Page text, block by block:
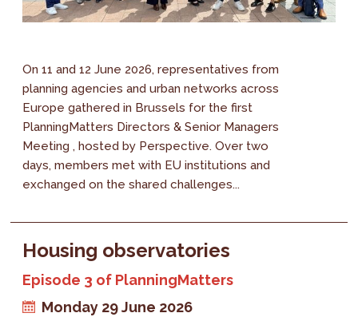
On 11 and 12 June 2026, representatives from
planning agencies and urban networks across
Europe gathered in Brussels for the first
PlanningMatters Directors & Senior Managers
Meeting , hosted by Perspective. Over two
days, members met with EU institutions and
exchanged on the shared challenges...
Housing observatories
Episode 3 of PlanningMatters
Monday 29 June 2026